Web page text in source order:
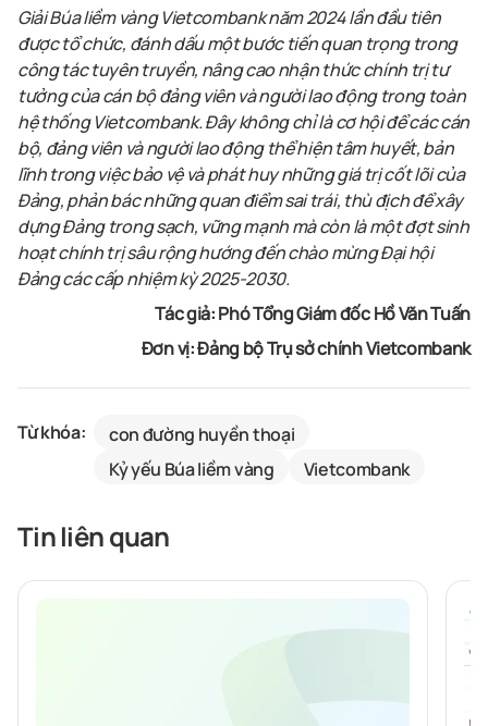
Giải Búa liềm vàng Vietcombank năm 2024 lần đầu tiên
được tổ chức, đánh dấu một bước tiến quan trọng trong
công tác tuyên truyền, nâng cao nhận thức chính trị tư
tưởng của cán bộ đảng viên và người lao động trong toàn
hệ thống Vietcombank. Đây không chỉ là cơ hội để các cán
bộ, đảng viên và người lao động thể hiện tâm huyết, bản
lĩnh trong việc bảo vệ và phát huy những giá trị cốt lõi của
Đảng, phản bác những quan điểm sai trái, thù địch để xây
dựng Đảng trong sạch, vững mạnh mà còn là một đợt sinh
hoạt chính trị sâu rộng hướng đến chào mừng Đại hội
Đảng các cấp nhiệm kỳ 2025-2030.
Tác giả: Phó Tổng Giám đốc Hồ Văn Tuấn
Đơn vị: Đảng bộ Trụ sở chính Vietcombank
Từ khóa:
con đường huyền thoại
Kỷ yếu Búa liềm vàng
Vietcombank
Tin liên quan